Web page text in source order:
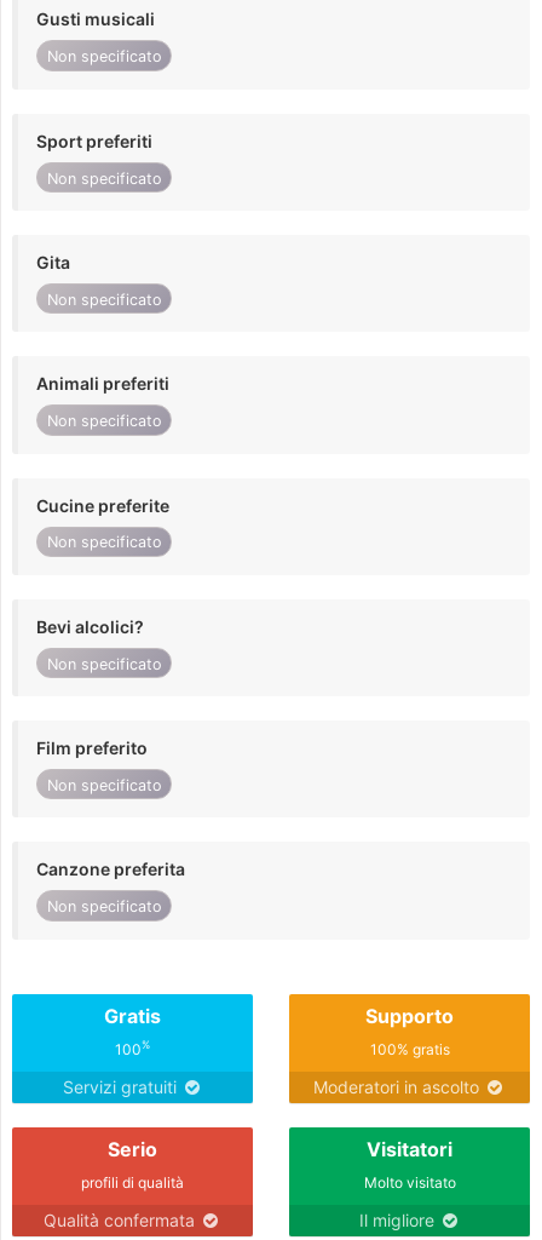
Gusti musicali
Non specificato
Sport preferiti
Non specificato
Gita
Non specificato
Animali preferiti
Non specificato
Cucine preferite
Non specificato
Bevi alcolici?
Non specificato
Film preferito
Non specificato
Canzone preferita
Non specificato
Gratis
100%
Servizi gratuiti
Supporto
100% gratis
Moderatori in ascolto
Serio
profili di qualità
Qualità confermata
Visitatori
Molto visitato
Il migliore